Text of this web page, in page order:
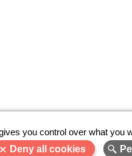
you control over what you
Deny all cookies